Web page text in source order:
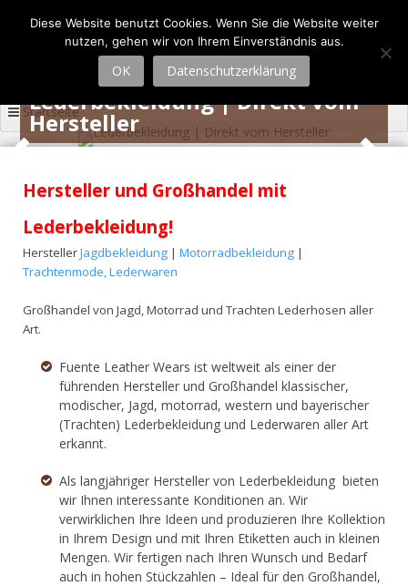
Inhalt
Startseite
Lederbekleidung | Direkt vom
Hersteller
Hersteller und Großhandel mit
Lederbekleidung!
HerstellerJagdbekleidung | Motorradbekleidung |
Trachtenmode,Lederwaren
Großhandel von Jagd, Motorrad und Trachten Lederhosen aller
Art.
Fuente Leather Wears ist weltweit als einer der
führenden Hersteller und Großhandel klassischer,
modischer, Jagd, motorrad, western und bayerischer
(Trachten) Lederbekleidung und Lederwaren aller Art
erkannt.
Als langjähriger Hersteller von Lederbekleidung bieten
wir Ihnen interessante Konditionen an. Wir
verwirklichen Ihre Ideen und produzieren Ihre Kollektion
in Ihrem Design und mit Ihren Etiketten auch in kleinen
Mengen. Wir fertigen nach Ihren Wunsch und Bedarf
auch in hohen Stückzahlen – Ideal für den Großhandel,
Diese Website benutzt Cookies. Wenn Sie die Website weiter
nutzen, gehen wir von Ihrem Einverständnis aus.
OK Datenschutzerklärung